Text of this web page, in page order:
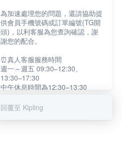
為加速處理您的問題，還請協助提
供會員手機號碼或訂單編號(TG開
頭)，以利客服為您查詢確認，謝
謝您的配合。
⏰真人客服服務時間
週一～週五 09:30–12:30、
13:30–17:30
中午休息時間為12:30–13:30
提醒您：系統會自動已讀訊息，如
回覆至 Kipling